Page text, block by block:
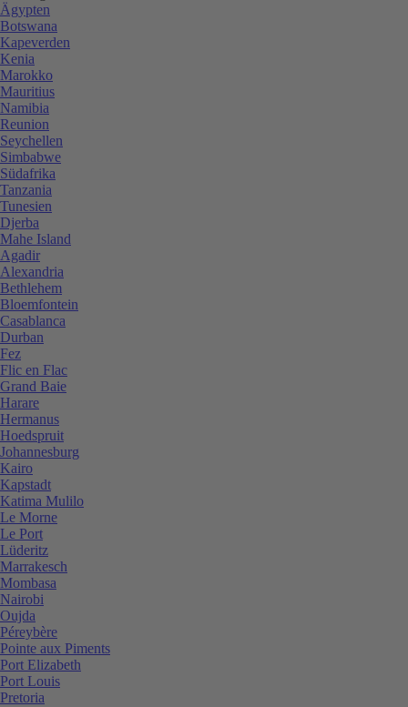
Ägypten
Botswana
Kapeverden
Kenia
Marokko
Mauritius
Namibia
Reunion
Seychellen
Simbabwe
Südafrika
Tanzania
Tunesien
Djerba
Mahe Island
Agadir
Alexandria
Bethlehem
Bloemfontein
Casablanca
Durban
Fez
Flic en Flac
Grand Baie
Harare
Hermanus
Hoedspruit
Johannesburg
Kairo
Kapstadt
Katima Mulilo
Le Morne
Le Port
Lüderitz
Marrakesch
Mombasa
Nairobi
Oujda
Péreybère
Pointe aux Piments
Port Elizabeth
Port Louis
Pretoria